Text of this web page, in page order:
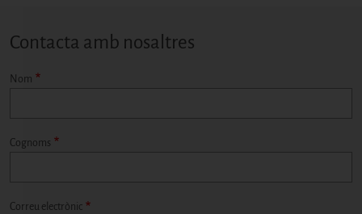
Contacta amb nosaltres
Nom
Cognoms
Contacte
Correu electrònic